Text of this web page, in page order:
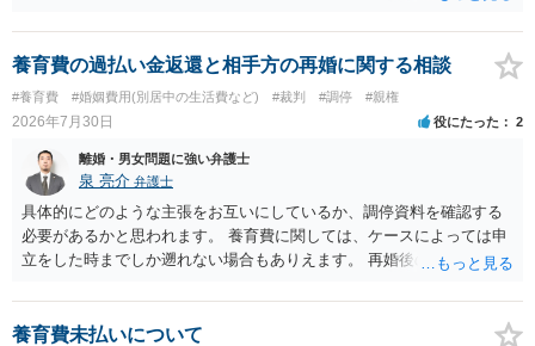
養育費の過払い金返還と相手方の再婚に関する相談
#養育費 #婚姻費用(別居中の生活費など) #裁判 #調停 #親権
2026年7月30日 役にたった 2
離婚・男女問題に強い弁護士
泉 亮介 弁護士
具体的にどのような主張をお互いにしているか、調停資料を確認する
必要があるかと思われます。 養育費に関しては、ケースによっては申
立をした時までしか遡れない場合もありえます。 再婚後の相手方の行
養育費に関するやりとり等があればそちらについても確認する必要が
あるでしょう。 公開相談の場での回答よりも個別に弁護士にご相談さ
養育費未払いについて